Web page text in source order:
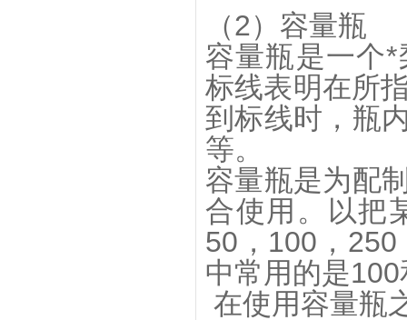
（2）容量瓶
容量瓶是一个
标线表明在所
到标线时，瓶
等。
容量瓶是为配
合使用。以把
50，100，
中常用的是
在使用容量瓶